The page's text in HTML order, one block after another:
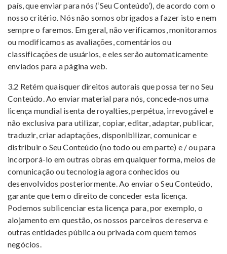
país, que enviar para nós (‘Seu Conteúdo’), de acordo com o
nosso critério. Nós não somos obrigados a fazer isto e nem
sempre o faremos. Em geral, não verificamos, monitoramos
ou modificamos as avaliações, comentários ou
classificações de usuários, e eles serão automaticamente
enviados para a página web.
3.2 Retém quaisquer direitos autorais que possa ter no Seu
Conteúdo. Ao enviar material para nós, concede-nos uma
licença mundial isenta de royalties, perpétua, irrevogável e
não exclusiva para utilizar, copiar, editar, adaptar, publicar,
traduzir, criar adaptações, disponibilizar, comunicar e
distribuir o Seu Conteúdo (no todo ou em parte) e / ou para
incorporá-lo em outras obras em qualquer forma, meios de
comunicação ou tecnologia agora conhecidos ou
desenvolvidos posteriormente. Ao enviar o Seu Conteúdo,
garante que tem o direito de conceder esta licença.
Podemos sublicenciar esta licença para, por exemplo, o
alojamento em questão, os nossos parceiros de reserva e
outras entidades pública ou privada com quem temos
negócios.